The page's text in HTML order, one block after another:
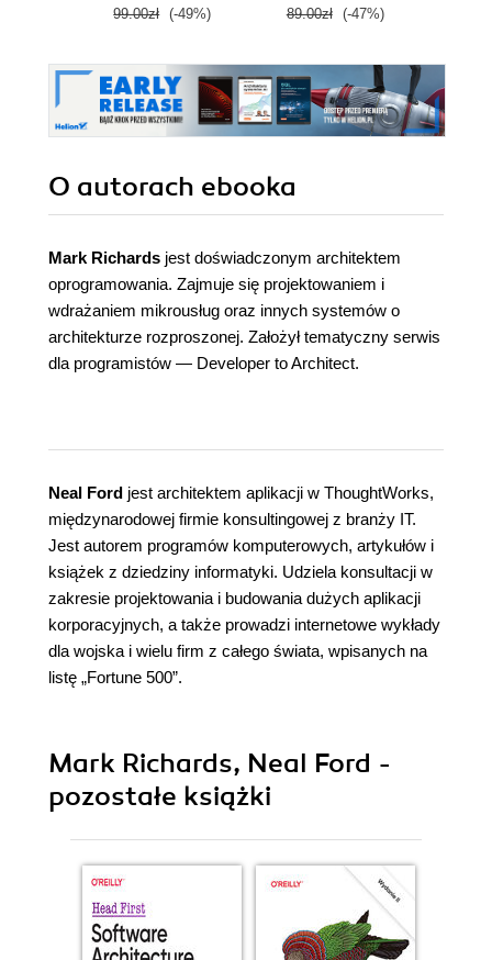
99.00zł (-49%) 89.00zł (-47%)
O autorach ebooka
Mark Richards jest doświadczonym architektem
oprogramowania. Zajmuje się projektowaniem i
wdrażaniem mikrousług oraz innych systemów o
architekturze rozproszonej. Założył tematyczny serwis
dla programistów — Developer to Architect.
Neal Ford jest architektem aplikacji w ThoughtWorks,
międzynarodowej firmie konsultingowej z branży IT.
Jest autorem programów komputerowych, artykułów i
książek z dziedziny informatyki. Udziela konsultacji w
zakresie projektowania i budowania dużych aplikacji
korporacyjnych, a także prowadzi internetowe wykłady
dla wojska i wielu firm z całego świata, wpisanych na
listę „Fortune 500”.
Mark Richards, Neal Ford -
pozostałe książki